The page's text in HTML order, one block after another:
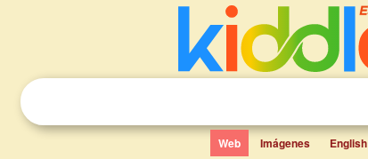
Web Imágenes English